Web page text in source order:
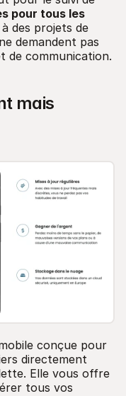
pour tous les
des projets de
demandent pas
de communication.
mais
conçue pour
directement
Elle vous offre
tous vos